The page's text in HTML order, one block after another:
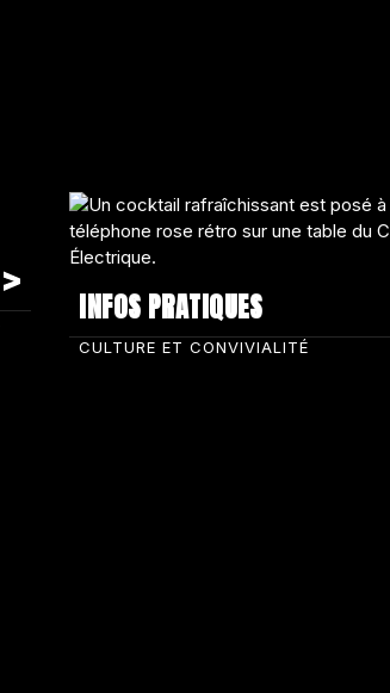
INFOS PRATIQUES
CULTURE ET CONVIVIALITÉ